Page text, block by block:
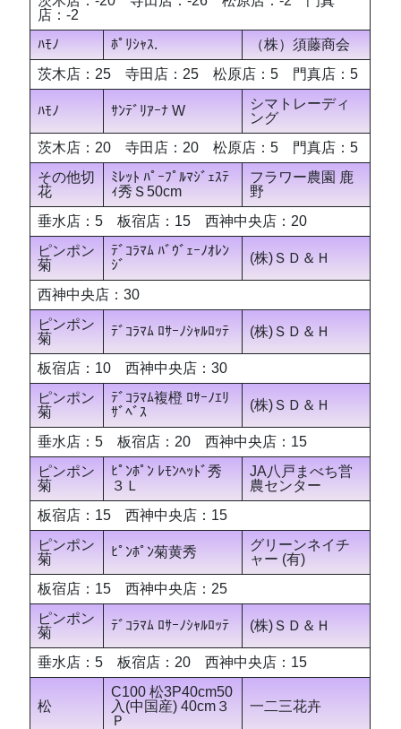
店：-2
ﾊﾓﾉ
ﾎﾟﾘｼｬｽ.
（株）須藤商会
茨木店：25 寺田店：25 松原店：5 門真店：5
ﾊﾓﾉ ｻﾝﾃﾞﾘｱｰﾅ W
シマトレーディ
ング
茨木店：20 寺田店：20 松原店：5 門真店：5
その他切
花
ﾐﾚｯﾄ ﾊﾟｰﾌﾟﾙﾏｼﾞｪｽﾃ
ｨ秀Ｓ50cm
フラワー農園 鹿
野
垂水店：5 板宿店：15 西神中央店：20
ピンポン
菊
ﾃﾞｺﾗﾏﾑ ﾊﾞｳﾞｪｰﾉｵﾚﾝ
ｼﾞ
(株)ＳＤ＆Ｈ
西神中央店：30
ピンポン
菊
ﾃﾞｺﾗﾏﾑ ﾛｻｰﾉｼｬﾙﾛｯﾃ (株)ＳＤ＆Ｈ
板宿店：10 西神中央店：30
ピンポン
菊
ﾃﾞｺﾗﾏﾑ複橙 ﾛｻｰﾉｴﾘ
ｻﾞﾍﾞｽ
(株)ＳＤ＆Ｈ
垂水店：5 板宿店：20 西神中央店：15
ピンポン
菊
ﾋﾟﾝﾎﾟﾝ ﾚﾓﾝﾍｯﾄﾞ秀
３Ｌ
JA八戸まべち営
農センター
板宿店：15 西神中央店：15
ピンポン
菊
ﾋﾟﾝﾎﾟﾝ菊黄秀
グリーンネイチ
ャー (有)
板宿店：15 西神中央店：25
ピンポン
菊
ﾃﾞｺﾗﾏﾑ ﾛｻｰﾉｼｬﾙﾛｯﾃ (株)ＳＤ＆Ｈ
垂水店：5 板宿店：20 西神中央店：15
松
C100 松3P40cm50
入(中国産) 40cm３
Ｐ
一二三花卉